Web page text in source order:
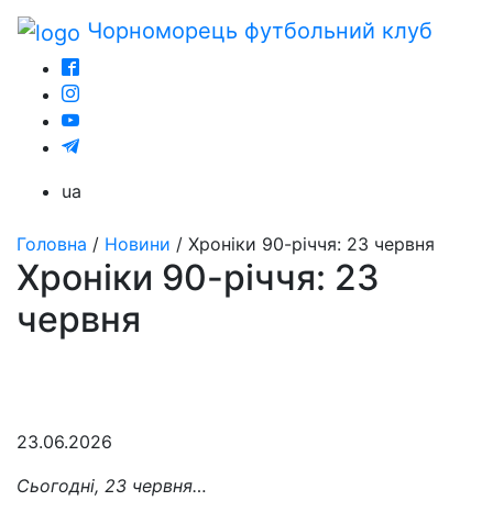
Чорноморець футбольний клуб
ua
Головна / Новини / Хроніки 90-річчя: 23 червня
Хроніки 90-річчя: 23
червня
23.06.2026
Сьогодні, 23 червня…